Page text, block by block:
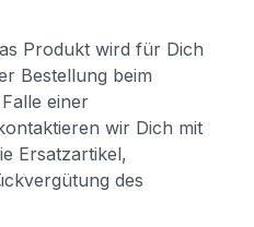
Produkt wird für Dich
Bestellung beim
einer
wir Dich mit
Ersatzartikel,
des